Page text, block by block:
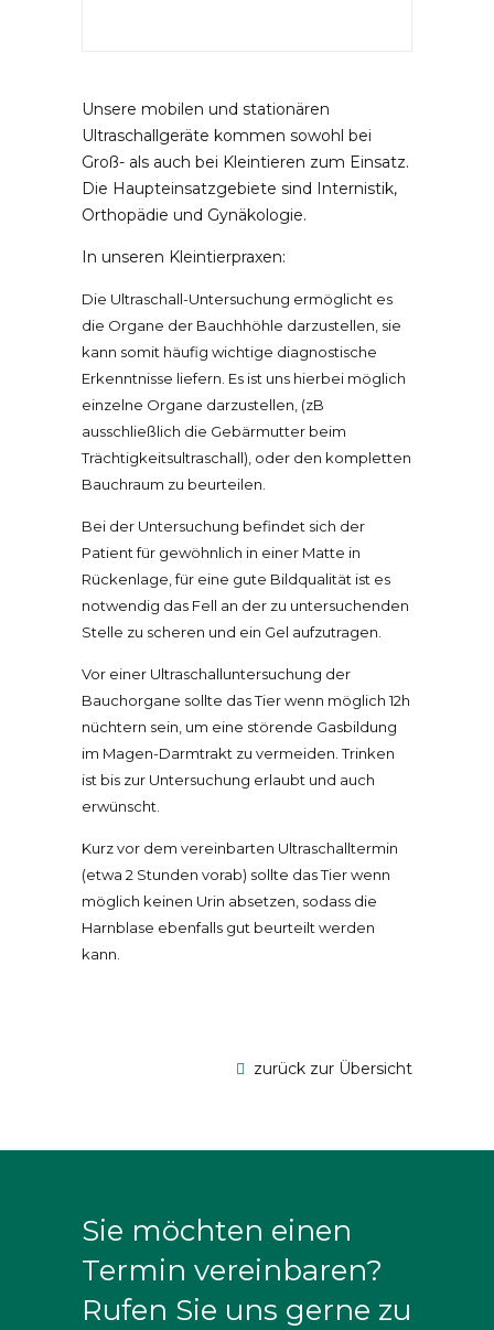
Internistik mit Dr Schwarz
Orthopädie mit Dr Vidovic
Labor
Ultraschall
Röntgen
Endoskopie
Zahnbehandlungen
Dentalröntgen
Physiotherapie
Aquatraining
Kontakt & Anfahrt
Datenschutz
Impressum
Unsere mobilen und stationären
Ultraschallgeräte kommen sowohl bei
Groß- als auch bei Kleintieren zum Einsatz.
Die Haupteinsatzgebiete sind Internistik,
Orthopädie und Gynäkologie.
In unseren Kleintierpraxen:
Die Ultraschall-Untersuchung ermöglicht es
die Organe der Bauchhöhle darzustellen, sie
kann somit häufig wichtige diagnostische
Erkenntnisse liefern. Es ist uns hierbei möglich
einzelne Organe darzustellen, (zB
ausschließlich die Gebärmutter beim
Trächtigkeitsultraschall), oder den kompletten
Bauchraum zu beurteilen.
Bei der Untersuchung befindet sich der
Patient für gewöhnlich in einer Matte in
Rückenlage, für eine gute Bildqualität ist es
notwendig das Fell an der zu untersuchenden
Stelle zu scheren und ein Gel aufzutragen.
Vor einer Ultraschalluntersuchung der
Bauchorgane sollte das Tier wenn möglich 12h
nüchtern sein, um eine störende Gasbildung
im Magen-Darmtrakt zu vermeiden. Trinken
ist bis zur Untersuchung erlaubt und auch
erwünscht.
Kurz vor dem vereinbarten Ultraschalltermin
(etwa 2 Stunden vorab) sollte das Tier wenn
möglich keinen Urin absetzen, sodass die
Harnblase ebenfalls gut beurteilt werden
kann.
zurück zur Übersicht
Sie möchten einen
Termin vereinbaren?
Rufen Sie uns gerne zu